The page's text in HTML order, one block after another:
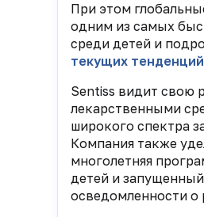
При этом
одним из самых
среди детей и
текущих тенденций
Sentiss видит свою
лекарственными
широкого спектра
Компания также
многолетняя
детей и
осведомленности о